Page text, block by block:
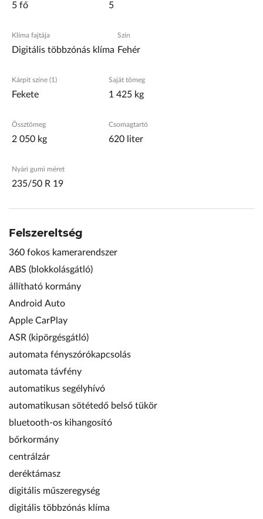
5 fő 5
Klíma fajtája
Digitális többzónás klíma
Szín
Fehér
Kárpit színe (1)
Fekete
Saját tömeg
1 425 kg
Össztömeg
2 050 kg
Csomagtartó
620 liter
Nyári gumi méret
235/50 R 19
Felszereltség
360 fokos kamerarendszer
ABS (blokkolásgátló)
állítható kormány
Android Auto
Apple CarPlay
ASR (kipörgésgátló)
automata fényszórókapcsolás
automata távfény
automatikus segélyhívó
automatikusan sötétedő belső tükör
bluetooth-os kihangosító
bőrkormány
centrálzár
deréktámasz
digitális műszeregység
digitális többzónás klíma